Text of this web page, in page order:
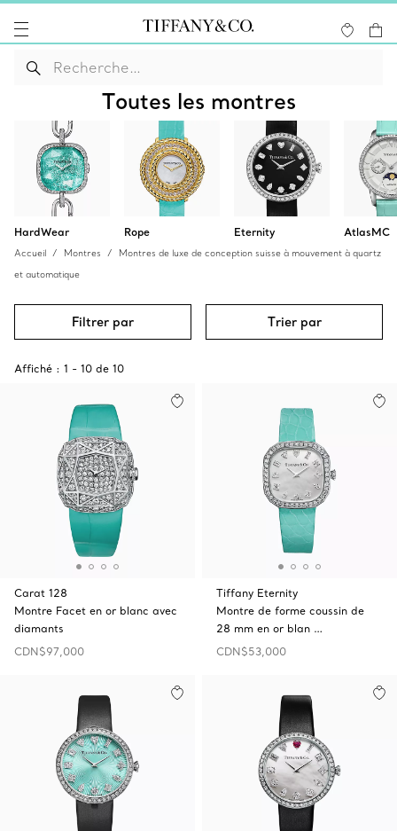
Toutes les montres
HardWear Rope Eternity AtlasMC
Accueil Montres
Montres de luxe de conception suisse à mouvement à quartz
et automatique
Filtrer par Trier par
Affiché : 1 - 10 de 10
Carat 128
Montre Facet en or blanc avec
diamants
CDN$97,000
Tiffany Eternity
Montre de forme coussin de
28 mm en or blan …
CDN$53,000